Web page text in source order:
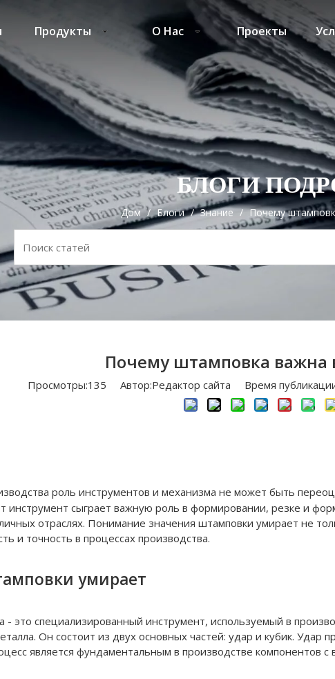
Продукты О Нас Проекты
БЛОГИ
Дом / Блоги / Знание / Почему
Почему штамповка важна
Просмотры:135 Автор:Pедактор сайта Время
роль инструментов и механизма не может быть
инструмент сыграет важную роль в формировании, резке и
отраслях. Понимание значения штамповки умирает не
и точность в процессах производства.
умирает
это специализированный инструмент, используемый в
Он состоит из двух основных частей: удар и кубик.
является фундаментальным в производстве компонентов